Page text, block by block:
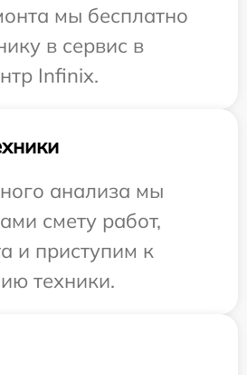
мы бесплатно
в сервис в
Infinix.
анализа мы
смету работ,
и приступим к
техники.